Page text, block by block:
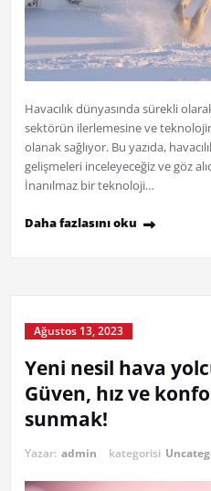
Havacılık dünyasında sürekli
sektörün ilerlemesine ve
olanak sağlıyor. Bu yazıda,
gelişmeleri inceleyeceğiz ve göz
İnanılmaz bir teknoloji…
Daha fazlasını oku
Ağustos 13, 2023
Yeni nesil hava
Güven, hız ve
sunmak!
Yazar: admin kategorisi